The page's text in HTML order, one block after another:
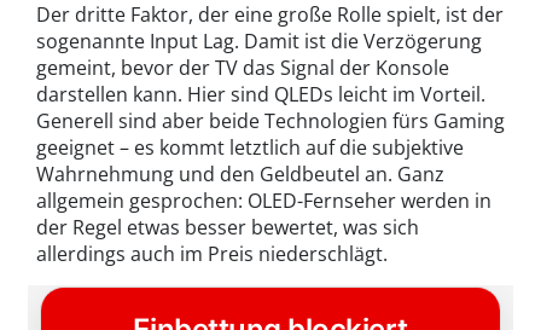
Der dritte Faktor, der eine große Rolle spielt, ist der
sogenannte Input Lag. Damit ist die Verzögerung
gemeint, bevor der TV das Signal der Konsole
darstellen kann. Hier sind QLEDs leicht im Vorteil.
Generell sind aber beide Technologien fürs Gaming
geeignet – es kommt letztlich auf die subjektive
Wahrnehmung und den Geldbeutel an. Ganz
allgemein gesprochen: OLED-Fernseher werden in
der Regel etwas besser bewertet, was sich
allerdings auch im Preis niederschlägt.